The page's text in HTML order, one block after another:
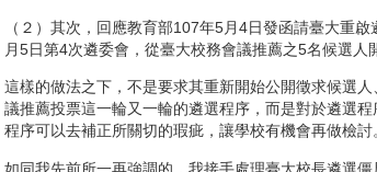
（２）其次，回應教育部107年5月4日發函請臺大重
月5日第4次遴委會，從臺大校務會議推薦之5名候選人
這樣的做法之下，不是要求其重新開始公開徵求候選
議推薦投票這一輪又一輪的遴選程序，而是對於遴選
程序可以去補正所關切的瑕疵，讓學校有機會再做檢討
如同我先前所一再強調的，我接手處理臺大校長遴選